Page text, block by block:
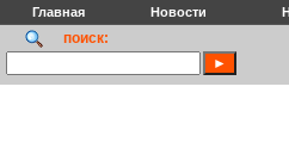
Главная Новости
поиск: